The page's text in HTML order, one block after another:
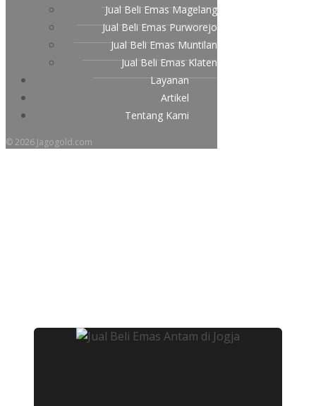
Jual Beli Emas Magelang
Jual Beli Emas Purworejo
Jual Beli Emas Muntilan
Jual Beli Emas Klaten
Layanan
Artikel
Tentang Kami
© 2026 Jagogold.com